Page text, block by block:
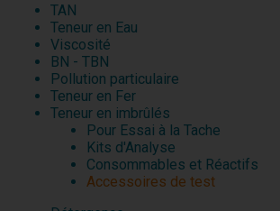
TAN
Teneur en Eau
Viscosité
BN - TBN
Pollution particulaire
Teneur en Fer
Teneur en imbrûlés
Pour Essai à la Tache
Kits d'Analyse
Consommables et Réactifs
Accessoires de test